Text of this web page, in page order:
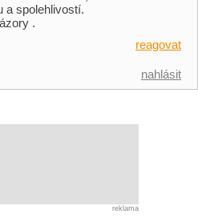
a spolehlivostí.
.
reagovat
nahlásit
reklama